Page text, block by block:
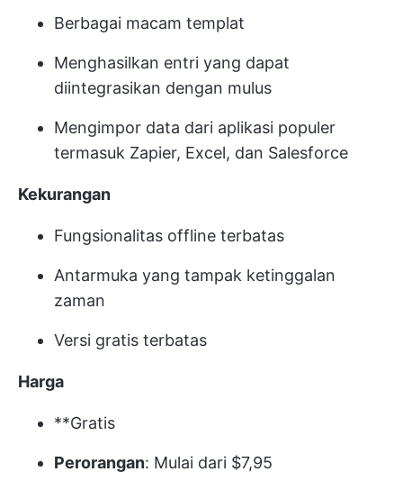
Berbagai macam templat
Menghasilkan entri yang dapat
diintegrasikan dengan mulus
Mengimpor data dari aplikasi populer
termasuk Zapier, Excel, dan Salesforce
Kekurangan
Fungsionalitas offline terbatas
Antarmuka yang tampak ketinggalan
zaman
Versi gratis terbatas
Harga
**Gratis
Perorangan: Mulai dari $7,95